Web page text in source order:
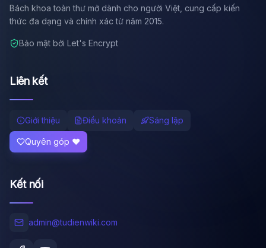
Bách khoa toàn thư mở dành cho người Việt, cung cấp kiến
thức đa dạng và chính xác từ năm 2015.
Bảo mật bởi Let's Encrypt
Liên kết
Giới thiệu Điều khoản Sáng lập
Quyên góp ❤️
Kết nối
admin@tudienwiki.com